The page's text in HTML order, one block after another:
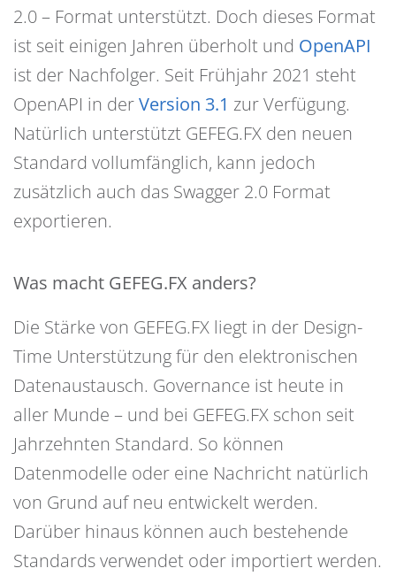
2.0 – Format unterstützt. Doch dieses Format
ist seit einigen Jahren überholt und OpenAPI
ist der Nachfolger. Seit Frühjahr 2021 steht
OpenAPI in derVersion 3.1 zur Verfügung.
Natürlich unterstützt GEFEG.FX den neuen
Standard vollumfänglich, kann jedoch
zusätzlich auch das Swagger 2.0 Format
exportieren.
Was macht GEFEG.FX anders?
Die Stärke von GEFEG.FX liegt in der Design-
Time Unterstützung für den elektronischen
Datenaustausch. Governance ist heute in
aller Munde – und bei GEFEG.FX schon seit
Jahrzehnten Standard. So können
Datenmodelle oder eine Nachricht natürlich
von Grund auf neu entwickelt werden.
Darüber hinaus können auch bestehende
Standards verwendet oder importiert werden.